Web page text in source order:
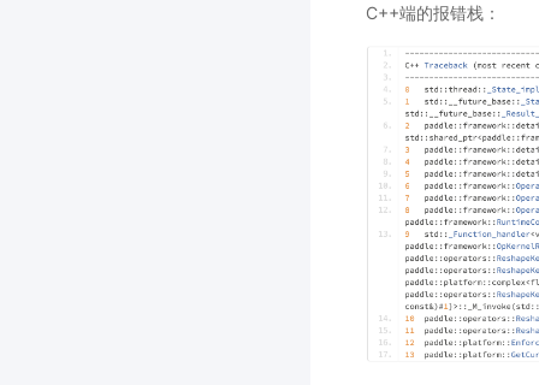
C++端的报错栈：